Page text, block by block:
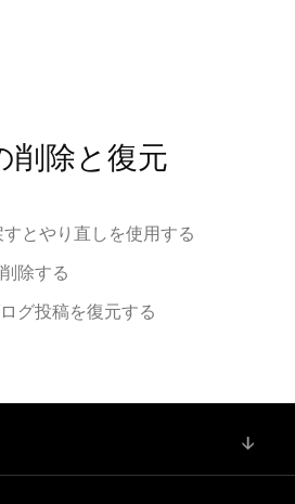
削除と復元
とやり直しを使用する
除する
グ投稿を復元する
↓